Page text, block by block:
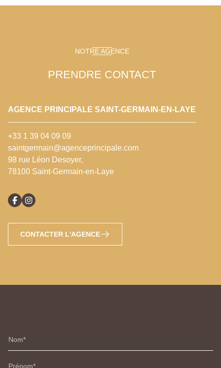
NOTRE AGENCE
PRENDRE CONTACT
AGENCE PRINCIPALE SAINT-GERMAIN-EN-LAYE
+33 1 39 04 09 09
saintgermain@agenceprincipale.com
98 rue Léon Desoyer,
78100 Saint-Germain-en-Laye
CONTACTER L'AGENCE
Nom
Prénom